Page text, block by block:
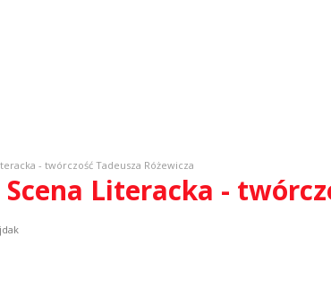
- twórczość Tadeusza Różewicza
Literacka -